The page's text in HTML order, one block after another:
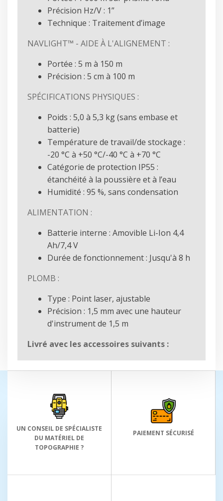
Précision Hz/V : 1”
Technique : Traitement d’image
NAVLIGHT™ - AIDE À L'ALIGNEMENT :
Portée : 5 m à 150 m
Précision : 5 cm à 100 m
SPÉCIFICATIONS PHYSIQUES :
Poids : 5,0 à 5,3 kg (sans embase et
batterie)
Température de travail/de stockage :
-20 °C à +50 °C/-40 °C à +70 °C
Catégorie de protection IP55 :
étanchéité à la poussière et à l’eau
Humidité : 95 %, sans condensation
ALIMENTATION :
Batterie interne : Amovible Li-Ion 4,4
Ah/7,4 V
Durée de fonctionnement : Jusqu'à 8 h
PLOMB :
Type : Point laser, ajustable
Précision : 1,5 mm avec une hauteur
d'instrument de 1,5 m
Livré avec les accessoires suivants :
UN CONSEIL DE SPÉCIALISTE
DU MATÉRIEL DE
TOPOGRAPHIE ?
PAIEMENT SÉCURISÉ